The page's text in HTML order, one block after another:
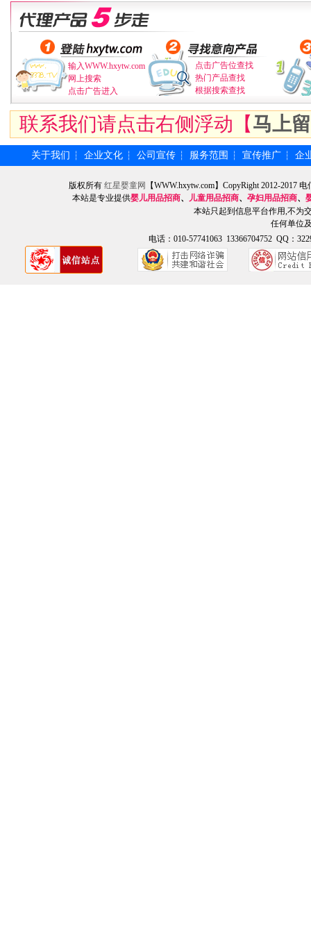
输入WWW.hxytw.com
网上搜索
点击广告进入
点击广告位查找
热门产品查找
根据搜索查找
联系我们请点击右侧浮动【马上
关于我们 ┆ 企业文化 ┆ 公司宣传 ┆ 服务范围 ┆ 宣传推广 ┆ 企
版权所有 红星婴童网
【WWW.hxytw.com】CopyRight 2012-2017
本站是专业提供婴儿用品招商、 儿童用品招商、 孕妇用品招商、
本站只起到信息平台作用,不为
任何单位
电话：010-57741063 13366704752 QQ：